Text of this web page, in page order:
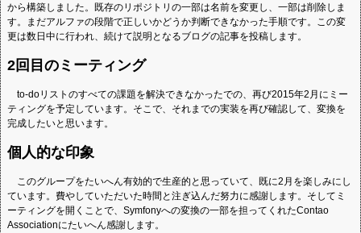
から構築しました。既存のリポジトリの一部は名前を変更し、一部は削除しま
す。まだアルファの段階で正しいかどうか判断できなかった手順です。この変
更は数日中に行われ、続けて説明となるブログの記事を投稿します。
2回目のミーティング
to-doリストのすべての課題を解決できなかったでの、再び2015年2月にミー
ティングを予定しています。そこで、それまでの実装を再び確認して、変換を
完成したいと思います。
個人的な印象
このグループをたいへん有効的で生産的と思っていて、既に2月を楽しみにし
ています。費やしていただいた時間と注ぎ込んだ努力に感謝します。そしてミ
ーティングを開くことで、Symfonyへの変換の一部を担ってくれたContao
Associationにたいへん感謝します。